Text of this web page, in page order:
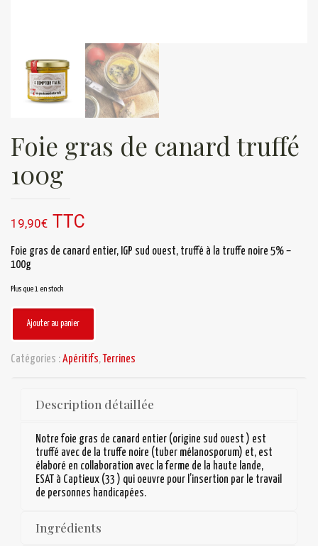
Foie gras de canard truffé
100g
19,90€ TTC
Foie gras de canard entier, IGP sud ouest, truffé à la truffe noire 5% –
100g
Plus que 1 en stock
Ajouter au panier
Catégories : Apéritifs, Terrines
Description détaillée
Notre foie gras de canard entier (origine sud ouest ) est
truffé avec de la truffe noire (tuber mélanosporum) et, est
élaboré en collaboration avec la ferme de la haute lande,
ESAT à Captieux (33 ) qui oeuvre pour l’insertion par le travail
de personnes handicapées.
Ingrédients